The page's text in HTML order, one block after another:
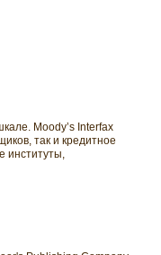
Moody’s Interfax
так и кредитное
институты,